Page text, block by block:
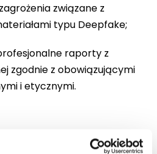
związane z
typu Deepfake;
raporty z
zgodnie z obowiązującymi
i etycznymi.